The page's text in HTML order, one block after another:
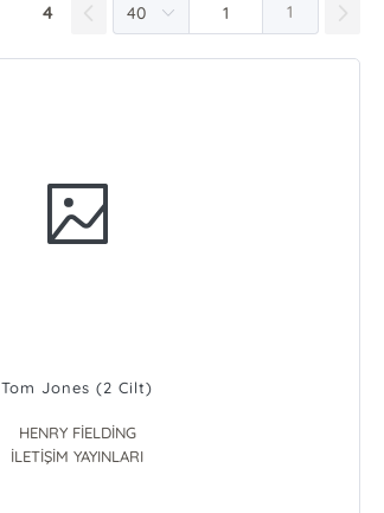
4 1
Tom Jones (2 Cilt)
HENRY FİELDİNG
İLETİŞİM YAYINLARI